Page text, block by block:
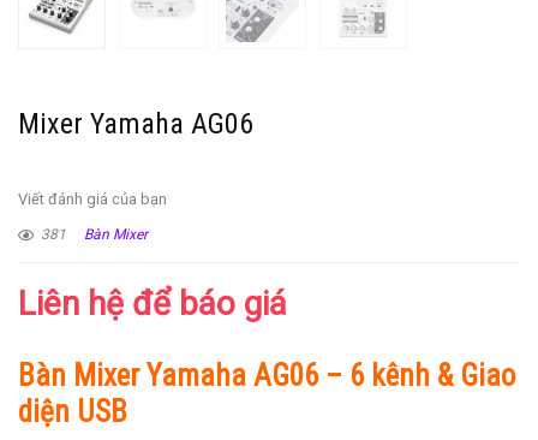
Mixer Yamaha AG06
Viết đánh giá của bạn
381 Bàn Mixer
Liên hệ để báo giá
Bàn Mixer Yamaha AG06 – 6 kênh & Giao
diện USB